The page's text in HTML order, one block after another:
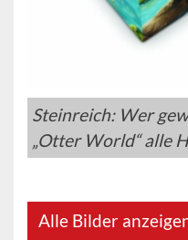
Steinreich: Wer
„Otter World“ alle
Alle Bilder